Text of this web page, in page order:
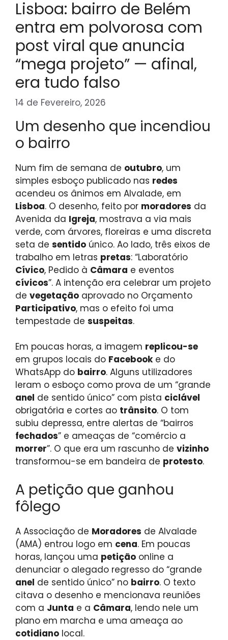
Lisboa: bairro de Belém
entra em polvorosa com
post viral que anuncia
“mega projeto” — afinal,
era tudo falso
14 de Fevereiro, 2026
Um desenho que incendiou
o bairro
Num fim de semana de outubro, um
simples esboço publicado nas redes
acendeu os ânimos em Alvalade, em
Lisboa. O desenho, feito por moradores da
Avenida da Igreja, mostrava a via mais
verde, com árvores, floreiras e uma discreta
seta de sentido único. Ao lado, três eixos de
trabalho em letras pretas: “Laboratório
Cívico, Pedido à Câmara e eventos
cívicos”. A intenção era celebrar um projeto
de vegetação aprovado no Orçamento
Participativo, mas o efeito foi uma
tempestade de suspeitas.
Em poucas horas, a imagem replicou-se
em grupos locais do Facebooke do
WhatsApp do bairro. Alguns utilizadores
leram o esboço como prova de um “grande
anel de sentido único” com pista ciclável
obrigatória e cortes ao trânsito. O tom
subiu depressa, entre alertas de “bairros
fechados” e ameaças de “comércio a
morrer”. O que era um rascunho de vizinho
transformou-se em bandeira de protesto.
A petição que ganhou
fôlego
A Associação de Moradores de Alvalade
(AMA) entrou logo em cena. Em poucas
horas, lançou uma petição online a
denunciar o alegado regresso do “grande
anel de sentido único” no bairro. O texto
citava o desenho e mencionava reuniões
com a Junta e a Câmara, lendo nele um
plano em marcha e uma ameaça ao
cotidiano local.